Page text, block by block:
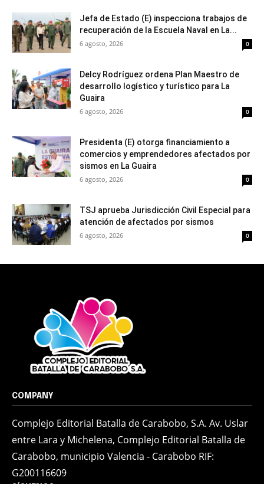
Jefa de Estado (E) inspecciona trabajos de
recuperación de la Escuela Naval en La...
6 agosto, 2026 0
Delcy Rodríguez ordena Plan Maestro de
desarrollo logístico y turístico para La
Guaira
6 agosto, 2026 0
Presidenta (E) otorga financiamiento a
comercios y emprendedores afectados por
sismos en La Guaira
6 agosto, 2026 0
TSJ aprueba Jurisdicción Civil Especial para
atención de afectados por sismos
6 agosto, 2026 0
COMPANY
Complejo Editorial Batalla de Carabobo, S.A. Av. Uslar
entre Lara y Michelena, Complejo Editorial Batalla de
Carabobo, municipio Valencia - Carabobo RIF:
G200116609